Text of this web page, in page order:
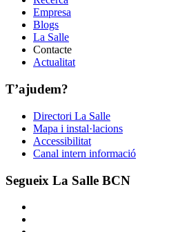
Empresa
Blogs
La Salle
Contacte
Actualitat
T’ajudem?
Directori La Salle
Mapa i instal·lacions
Accessibilitat
Canal intern informació
Segueix La Salle BCN